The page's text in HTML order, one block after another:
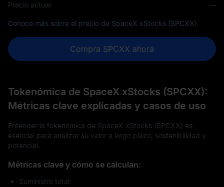
Precio actual:
--
Conoce más sobre el precio de SpaceX xStocks (SPCXX)
Compra SPCXX ahora
Tokenómica de SpaceX xStocks (SPCXX):
Métricas clave explicadas y casos de uso
Entender la tokenómica de SpaceX xStocks (SPCXX) es
esencial para analizar su valor a largo plazo, sostenibilidad y
potencial.
Métricas clave y cómo se calculan:
Suministro total: